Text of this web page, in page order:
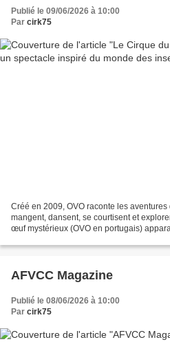
Publié le 09/06/2026 à 10:00
Par cirk75
Créé en 2009, OVO raconte les aventures
mangent, dansent, se courtisent et
œuf mystérieux (OVO en portugais)
AFVCC Magazine
Publié le 08/06/2026 à 10:00
Par cirk75